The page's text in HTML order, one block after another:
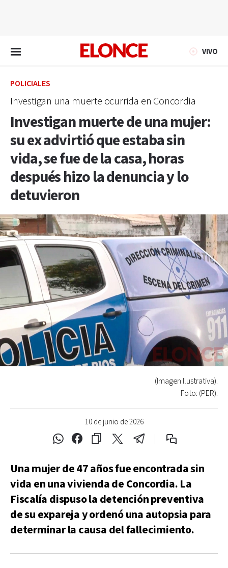
VIVO
POLICIALES
Investigan una muerte ocurrida en Concordia
Investigan muerte de una mujer:
su ex advirtió que estaba sin
vida, se fue de la casa, horas
después hizo la denuncia y lo
detuvieron
10 de junio de 2026
(Imagen Ilustrativa).
Foto: (PER).
Una mujer de 47 años fue encontrada sin
vida en una vivienda de Concordia. La
Fiscalía dispuso la detención preventiva
de su expareja y ordenó una autopsia para
determinar la causa del fallecimiento.